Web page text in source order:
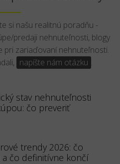
si našu realitnú poradňu -
predaji nehnuteľnosti, blogy
pri zariaďovaní nehnuteľnosti.
napíšte nám otázku .
stav nehnuteľnosti
čo preveriť
trendy 2026: čo
a čo definitívne končí